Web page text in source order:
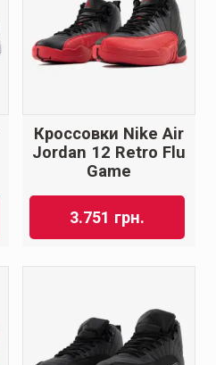
Кроссовки Nike Air
Jordan 12 Retro Flu
Game
3.751 грн.